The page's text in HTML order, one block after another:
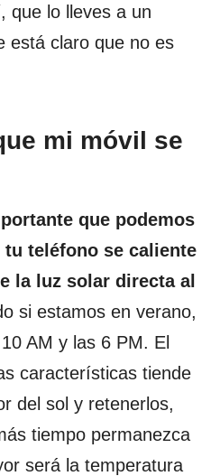
que lo lleves a un
está claro que no es
mi móvil se
que podemos
teléfono se caliente
la luz solar directa al
si estamos en verano,
AM y las 6 PM. El
características tiende
del sol y retenerlos,
tiempo permanezca
será la temperatura